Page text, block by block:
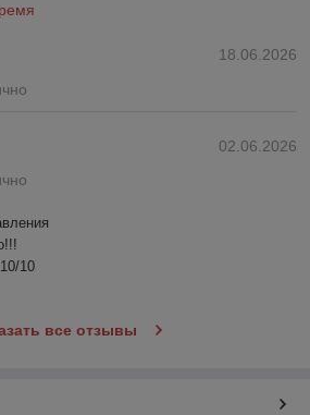
18.06.2026
02.06.2026
10
все отзывы